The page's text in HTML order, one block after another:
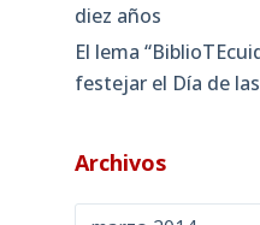
diez años
El lema
festejar el Día de
Archivos